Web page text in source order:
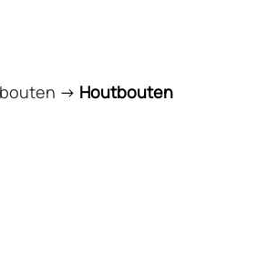
-> Houtbouten